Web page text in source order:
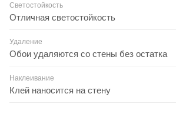
Светостойкость
Отличная светостойкость
Удаление
Обои удаляются со стены без остатка
Наклеивание
Клей наносится на стену